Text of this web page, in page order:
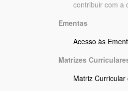
contribuir com a
Ementas
Acesso às
Matrizes
Matriz